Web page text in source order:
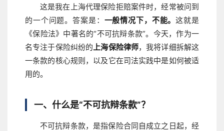
这是我在上海代理保险拒赔案件时，经常被问到
的一个问题。答案是： 一般情况下，不能。这就是
《保险法》中著名的“不可抗辩条款”。今天，作为一
名专注于保险纠纷的上海保险律师，我将详细拆解这
一条款的核心规则，以及它在司法实践中是如何被适
用的。
一、什么是“不可抗辩条款”？
不可抗辩条款，是指保险合同自成立之日起，经